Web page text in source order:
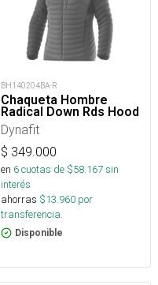
BH140204BA-R
Chaqueta Hombre
Radical Down Rds Hood
Dynafit
$ 349.000
en 6cuotas de $58.167sin
interés
ahorras $13.960 por
transferencia.
Disponible